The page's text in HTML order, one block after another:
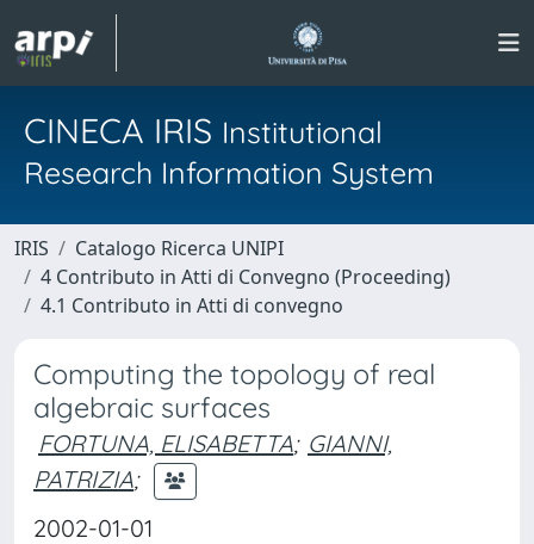
CINECA IRIS Institutional
Research Information System
IRIS
Catalogo Ricerca UNIPI
4 Contributo in Atti di Convegno (Proceeding)
4.1 Contributo in Atti di convegno
Computing the topology of real
algebraic surfaces
FORTUNA, ELISABETTA; GIANNI,
PATRIZIA;
2002-01-01